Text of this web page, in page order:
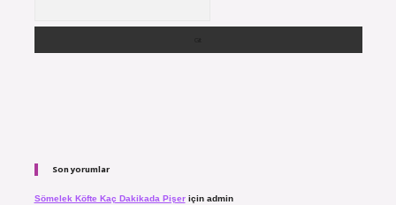
Son yorumlar
Sömelek Köfte Kaç Dakikada Pişeriçin admin